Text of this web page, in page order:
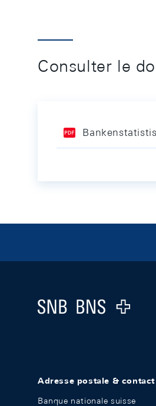
Consulter le
Logo
Adresse postale & contact
Banque nationale suisse